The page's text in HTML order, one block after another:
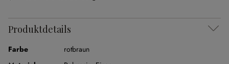
Produktdetails
Farbe
rotbraun